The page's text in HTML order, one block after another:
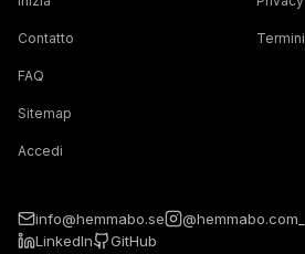
Contatto
FAQ
Sitemap
Accedi
Termini
info@hemmabo.se @hemmabo.com_
LinkedIn
GitHub